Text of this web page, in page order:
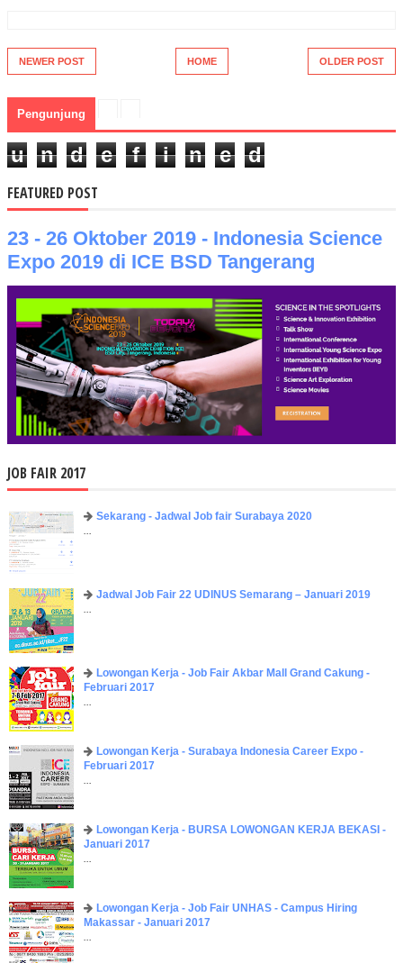
NEWER POST OLDER POST
HOME
Pengunjung
u n d e f i n e d
FEATURED POST
23 - 26 Oktober 2019 - Indonesia Science
Expo 2019 di ICE BSD Tangerang
JOB FAIR 2017
Sekarang - Jadwal Job fair Surabaya 2020
...
Jadwal Job Fair 22 UDINUS Semarang – Januari 2019
...
Lowongan Kerja - Job Fair ​Akbar ​Mall Grand Cakung -
Februari 2017
...
Lowongan Kerja - Surabaya Indonesia Career Expo -
Februari 2017
...
Lowongan Kerja - BURSA LOWONGAN KERJA BEKASI -
Januari 2017
...
Lowongan Kerja - Job Fair UNHAS - Campus Hiring
Makassar - Januari 2017
...